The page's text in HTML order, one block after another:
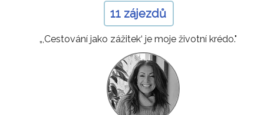
11 zájezdů
„,Cestování jako zážitek‘ je moje životní krédo."